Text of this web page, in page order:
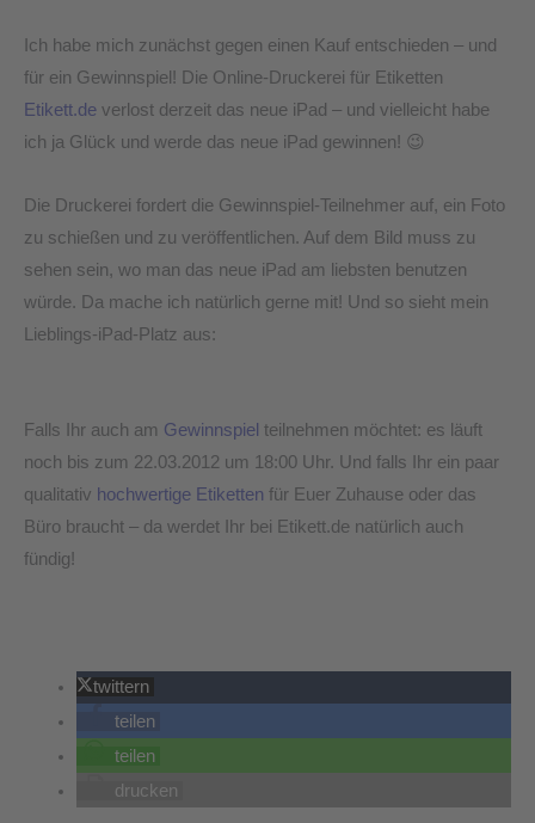
Ich habe mich zunächst gegen einen Kauf entschieden – und
für ein Gewinnspiel! Die Online-Druckerei für Etiketten
Etikett.de verlost derzeit das neue iPad – und vielleicht habe
ich ja Glück und werde das neue iPad gewinnen! 😉
Die Druckerei fordert die Gewinnspiel-Teilnehmer auf, ein Foto
zu schießen und zu veröffentlichen. Auf dem Bild muss zu
sehen sein, wo man das neue iPad am liebsten benutzen
würde. Da mache ich natürlich gerne mit! Und so sieht mein
Lieblings-iPad-Platz aus:
Falls Ihr auch am Gewinnspiel teilnehmen möchtet: es läuft
noch bis zum 22.03.2012 um 18:00 Uhr. Und falls Ihr ein paar
qualitativ hochwertige Etiketten für Euer Zuhause oder das
Büro braucht – da werdet Ihr bei Etikett.de natürlich auch
fündig!
twittern
teilen
teilen
drucken